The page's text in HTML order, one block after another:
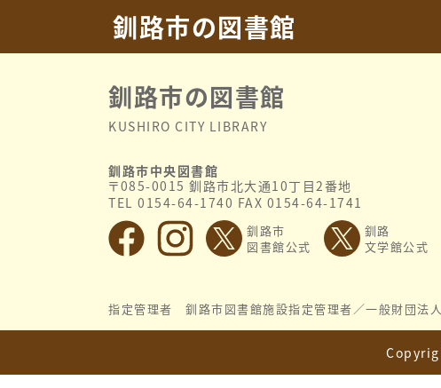
釧路市の図書館
2026.08.01 特集「ねこだらけ」
釧路市の図書館
KUSHIRO CITY LIBRARY
釧路市中央図書館
〒085-0015 釧路市北大通10丁目2番地
TEL 0154-64-1740 FAX 0154-64-1741
釧路市
図書館公式
釧路
文学館公式
指定管理者 釧路市図書館施設指定管理者／一般財団法人